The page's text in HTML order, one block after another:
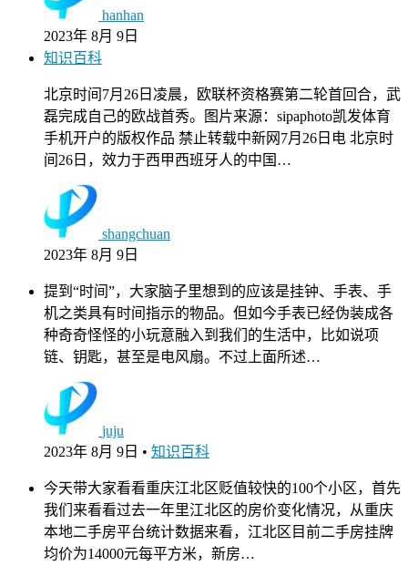
hanhan
2023年 8月 9日
知识百科
北京时间7月26日凌晨，欧联杯资格赛第二轮首回合，武
磊完成自己的欧战首秀。图片来源：sipaphoto凯发体育
手机开户的版权作品 禁止转载中新网7月26日电 北京时
间26日，效力于西甲西班牙人的中国…
shangchuan
2023年 8月 9日
提到“时间”，大家脑子里想到的应该是挂钟、手表、手
机之类具有时间指示的物品。但如今手表已经伪装成各
种奇奇怪怪的小玩意融入到我们的生活中，比如说项
链、钥匙，甚至是电风扇。不过上面所述…
juju
2023年 8月 9日 • 知识百科
今天带大家看看重庆江北区贬值较快的100个小区，首先
我们来看看过去一年里江北区的房价变化情况，从重庆
本地二手房平台统计数据来看，江北区目前二手房挂牌
均价为14000元每平方米，新房…